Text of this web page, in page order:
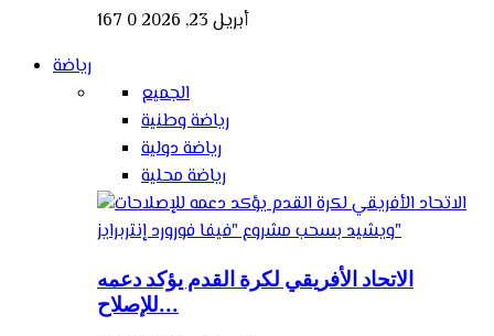
أبريل 23, 2026 0
167
رياضة
الجميع
رياضة وطنية
رياضة دولية
رياضة محلية
الاتحاد الأفريقي لكرة القدم يؤكد دعمه
للإصلاح...